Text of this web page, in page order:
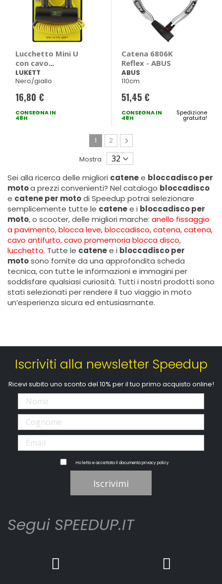
Lucchetto Mini U
con cavo
promemoria -
LUKETT
LUKETT
Nero/giallo
16,80 €
CONSEGNA IN
48H
Catena 6806K
Reflex - ABUS
ABUS
110cm
51,45 €
CONSEGNA IN
48H
Spedizione
gratuita!
Pagina
Attualmente stai leggendo la pagina
1 Pagina
2 Pagina
Avanti
Mostra
Sei alla ricerca delle migliori catenee bloccadisco per
motoa prezzi convenienti? Nel catalogo bloccadisco
e catene per motodi Speedup potrai selezionare
semplicemente tutte le catenee i bloccadisco per
moto, o scooter, delle migliori marche: anello fissaggio
a pavimento,blocca leve,bloccadisco, catena,catena,
cavo antifurto,cavo promemoria blocca disco,
lucchetto. Tutte le catenee i bloccadisco per
motosono fornite da una approfondita scheda
tecnica, con tutte le informazioni e immagini per
soddisfare qualsiasi curiosità. Tutti i nostri prodotti sono
stati selezionati per rendere il tuo viaggio in moto
un’esperienza sicura ed entusiasmante.
Iscriviti alla newsletter Speedup
Ricevi subito uno sconto del 10% per il tuo primo acquisto online!
Ho letto e accettato il documentoprivacy policy
Iscrivimi
Segui SPEEDUP.IT